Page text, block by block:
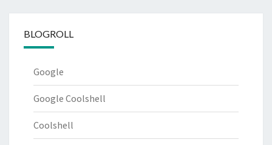
BLOGROLL
Google
Google Coolshell
Coolshell